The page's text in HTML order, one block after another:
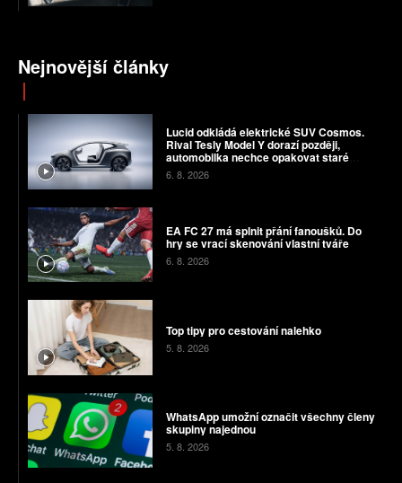
Nejnovější články
Lucid odkládá elektrické SUV Cosmos.
Rival Tesly Model Y dorazí později,
automobilka nechce opakovat staré
chyby
6. 8. 2026
EA FC 27 má splnit přání fanoušků. Do
hry se vrací skenování vlastní tváře
6. 8. 2026
Top tipy pro cestování nalehko
5. 8. 2026
WhatsApp umožní označit všechny členy
skupiny najednou
5. 8. 2026